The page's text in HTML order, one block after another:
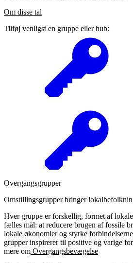
Om disse tal
Tilføj venligst en gruppe eller hub:
Overgangsgrupper
Omstillingsgrupper bringer
Hver gruppe er forskellig, formet af
fælles mål: at reducere brugen af fossile
lokale økonomier og styrke
grupper inspirerer til positive og varige
mere om Overgangsbevægelse